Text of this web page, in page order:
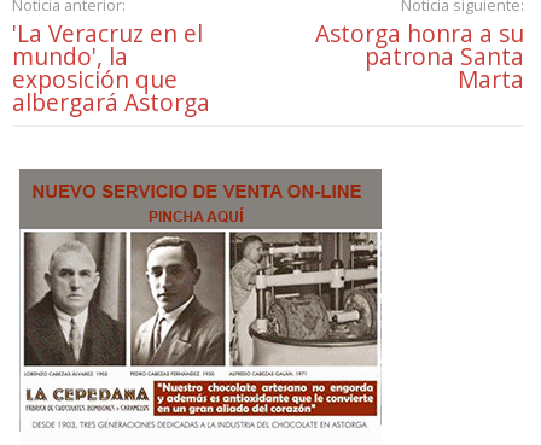
Noticia anterior:
'La Veracruz en el
mundo', la
exposición que
albergará Astorga
Noticia siguiente:
Astorga honra a su
patrona Santa
Marta